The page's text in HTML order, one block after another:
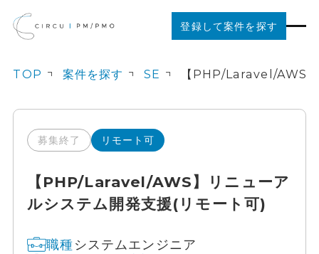
登録して案件を探す
ご利用の流れ
お役立ちコンテンツ
TOP 案件を探す SE
募集終了 リモート可
【PHP/Laravel/AWS】リニューア
ルシステム開発支援(リモート可)
職種システムエンジニア